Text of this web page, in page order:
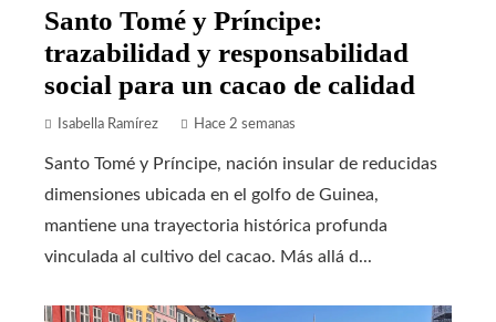
Santo Tomé y Príncipe:
trazabilidad y responsabilidad
social para un cacao de calidad
Isabella Ramírez Hace 2 semanas
Santo Tomé y Príncipe, nación insular de reducidas
dimensiones ubicada en el golfo de Guinea,
mantiene una trayectoria histórica profunda
vinculada al cultivo del cacao. Más allá d...